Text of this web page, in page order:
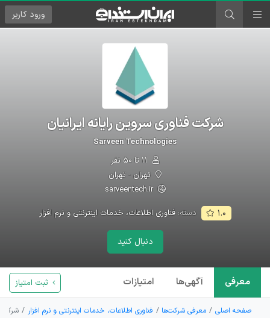
ورود کاربر
شرکت فناوری سروین رایانه ایرانیان
Sarveen Technologies
تهران - تهران
sarveentech.ir
۱.۰ دسته:فناوری اطلاعات، خدمات اینترنتی و نرم افزار
دنبال کنید
معرفی آگهی‌ها امتیازات ثبت امتیاز
صفحه اصلی معرفی شرکت‌ها فناوری اطلاعات، خدمات اینترنتی و نرم افزار شرکت